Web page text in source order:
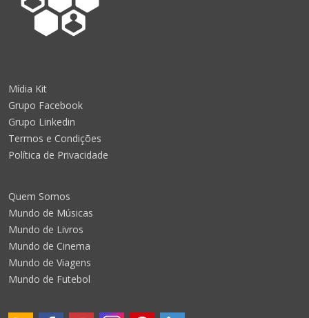
Mídia Kit
Grupo Facebook
Grupo Linkedin
Termos e Condições
Política de Privacidade
Quem Somos
Mundo de Músicas
Mundo de Livros
Mundo de Cinema
Mundo de Viagens
Mundo de Futebol